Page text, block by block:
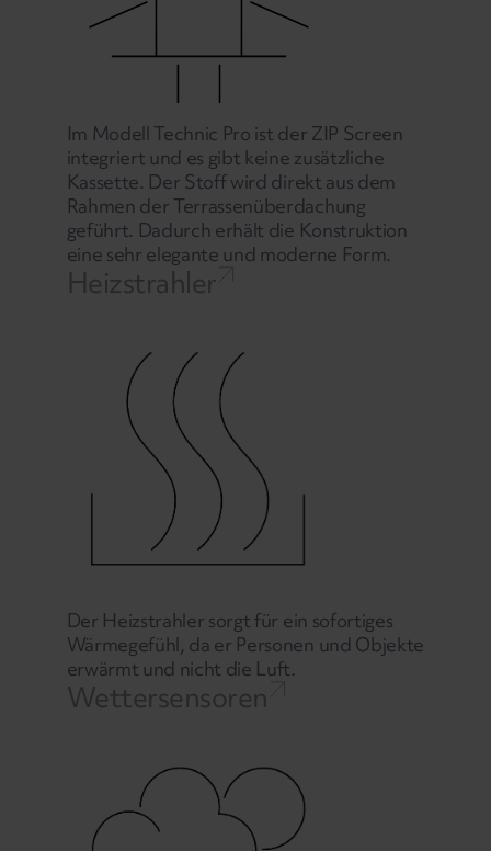
Im Modell Technic Pro ist der ZIP Screen
integriert und es gibt keine zusätzliche
Kassette. Der Stoff wird direkt aus dem
Rahmen der Terrassenüberdachung
geführt. Dadurch erhält die Konstruktion
eine sehr elegante und moderne Form.
Heizstrahler
Der Heizstrahler sorgt für ein sofortiges
Wärmegefühl, da er Personen und Objekte
erwärmt und nicht die Luft.
Wettersensoren